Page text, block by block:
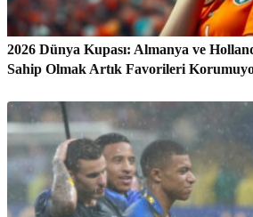
2026 Dünya Kupası: Almanya ve
Sahip Olmak Artık Favorileri